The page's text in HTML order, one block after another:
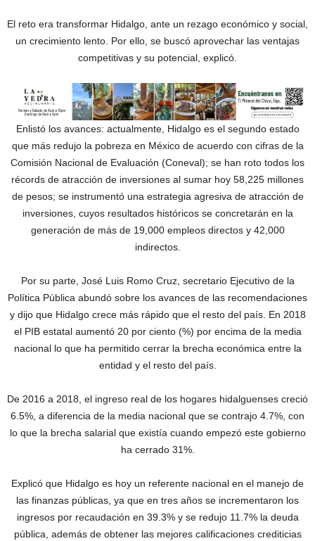
El reto era transformar Hidalgo, ante un rezago económico y social,
un crecimiento lento. Por ello, se buscó aprovechar las ventajas
competitivas y su potencial, explicó.
Enlistó los avances: actualmente, Hidalgo es el segundo estado
que más redujo la pobreza en México de acuerdo con cifras de la
Comisión Nacional de Evaluación (Coneval); se han roto todos los
récords de atracción de inversiones al sumar hoy 58,225 millones
de pesos; se instrumentó una estrategia agresiva de atracción de
inversiones, cuyos resultados históricos se concretarán en la
generación de más de 19,000 empleos directos y 42,000
indirectos.
Por su parte, José Luis Romo Cruz, secretario Ejecutivo de la
Política Pública abundó sobre los avances de las recomendaciones
y dijo que Hidalgo crece más rápido que el resto del país. En 2018
el PIB estatal aumentó 20 por ciento (%) por encima de la media
nacional lo que ha permitido cerrar la brecha económica entre la
entidad y el resto del país.
De 2016 a 2018, el ingreso real de los hogares hidalguenses creció
6.5%, a diferencia de la media nacional que se contrajo 4.7%, con
lo que la brecha salarial que existía cuando empezó este gobierno
ha cerrado 31%.
Explicó que Hidalgo es hoy un referente nacional en el manejo de
las finanzas públicas, ya que en tres años se incrementaron los
ingresos por recaudación en 39.3% y se redujo 11.7% la deuda
pública, además de obtener las mejores calificaciones crediticias